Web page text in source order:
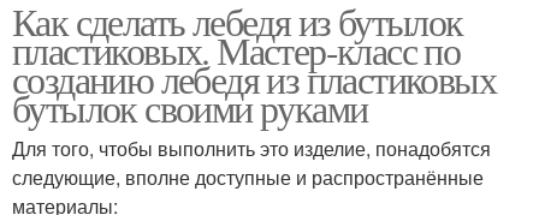
Как сделать лебедя из бутылок
пластиковых. Мастер-класс по
созданию лебедя из пластиковых
бутылок своими руками
Для того, чтобы выполнить это изделие, понадобятся
следующие, вполне доступные и распространённые
материалы: